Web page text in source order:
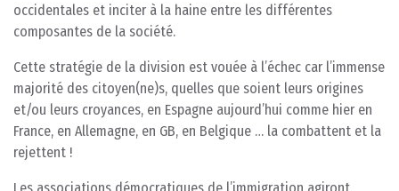
occidentales et inciter à la haine entre les différentes
composantes de la société.
Cette stratégie de la division est vouée à l’échec car l’immense
majorité des citoyen(ne)s, quelles que soient leurs origines
et/ou leurs croyances, en Espagne aujourd’hui comme hier en
France, en Allemagne, en GB, en Belgique … la combattent et la
rejettent !